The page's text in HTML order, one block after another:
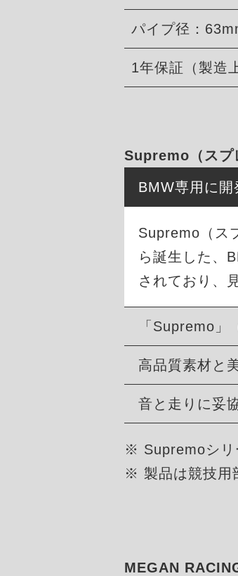
パイプ径：
1年保証（製造
Supremo（スプ
BMW専用に
Supremo（ス
ら誕生した、
されており、
「Supremo」
高品質素材と
音と走りに妥
※ Supremoシリ
※ 製品は競技用
MEGAN